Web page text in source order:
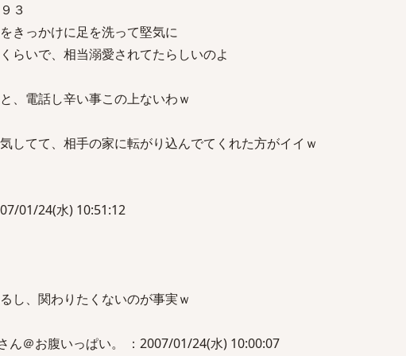
３
きっかけに足を洗って堅気に
らいで、相当溺愛されてたらしいのよ
、電話し辛い事この上ないわｗ
してて、相手の家に転がり込んでてくれた方がイイｗ
01/24(水) 10:51:12
し、関わりたくないのが事実ｗ
ん＠お腹いっぱい。 ：2007/01/24(水) 10:00:07